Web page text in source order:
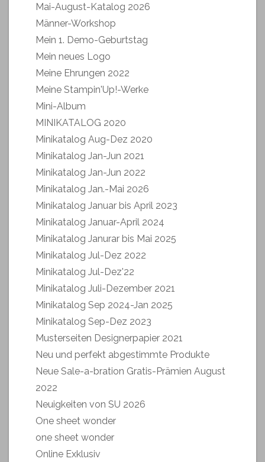
Mai-August-Katalog 2026
Männer-Workshop
Mein 1. Demo-Geburtstag
Mein neues Logo
Meine Ehrungen 2022
Meine Stampin'Up!-Werke
Mini-Album
MINIKATALOG 2020
Minikatalog Aug-Dez 2020
Minikatalog Jan-Jun 2021
Minikatalog Jan-Jun 2022
Minikatalog Jan.-Mai 2026
Minikatalog Januar bis April 2023
Minikatalog Januar-April 2024
Minikatalog Janurar bis Mai 2025
Minikatalog Jul-Dez 2022
Minikatalog Jul-Dez'22
Minikatalog Juli-Dezember 2021
Minikatalog Sep 2024-Jan 2025
Minikatalog Sep-Dez 2023
Musterseiten Designerpapier 2021
Neu und perfekt abgestimmte Produkte
Neue Sale-a-bration Gratis-Prämien August
2022
Neuigkeiten von SU 2026
One sheet wonder
one sheet wonder
Online Exklusiv